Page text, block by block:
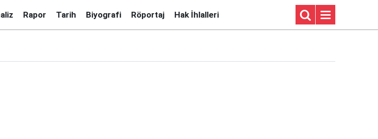
Rapor Tarih Biyografi Röportaj Hak İhlalleri